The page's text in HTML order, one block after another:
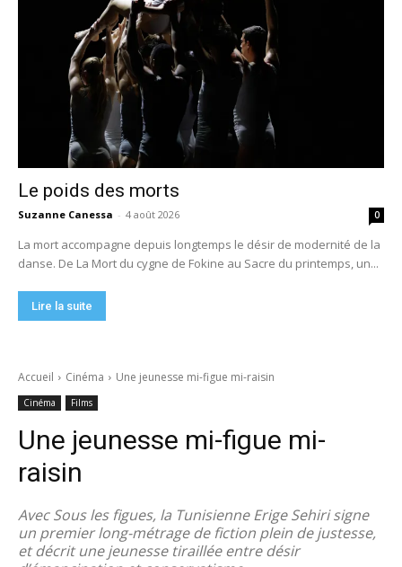
Le poids des morts
Suzanne Canessa - 4 août 2026 0
La mort accompagne depuis longtemps le désir de modernité de la
danse. De La Mort du cygne de Fokine au Sacre du printemps, un...
Lire la suite